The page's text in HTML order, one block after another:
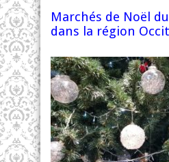
Marchés de Noël
dans la région